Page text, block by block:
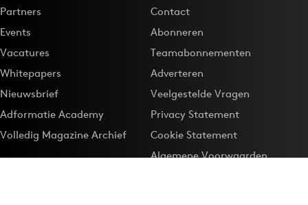
Partners
Events
Vacatures
Whitepapers
Nieuwsbrief
Adformatie Academy
Volledig Magazine Archief
Contact
Abonneren
Teamabonnementen
Adverteren
Veelgestelde Vragen
Privacy Statement
Cookie Statement
Algemene Voorwaarden